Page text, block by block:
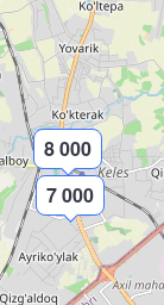
8 000
7 000